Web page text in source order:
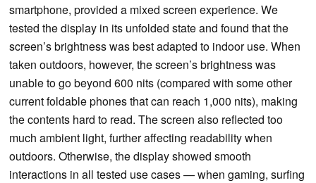
smartphone, provided a mixed screen experience. We
tested the display in its unfolded state and found that the
screen’s brightness was best adapted to indoor use. When
taken outdoors, however, the screen’s brightness was
unable to go beyond 600 nits (compared with some other
current foldable phones that can reach 1,000 nits), making
the contents hard to read. The screen also reflected too
much ambient light, further affecting readability when
outdoors. Otherwise, the display showed smooth
interactions in all tested use cases — when gaming, surfing